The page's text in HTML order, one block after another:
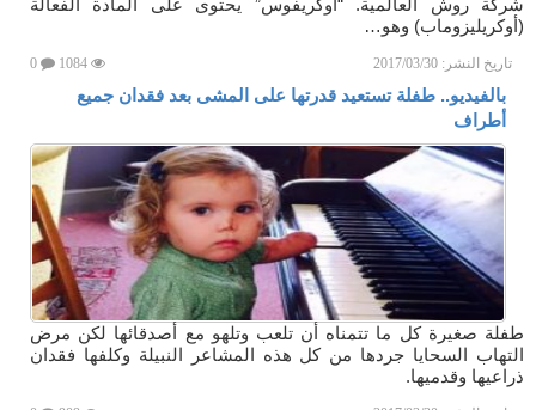
شركة روش العالمية. “أوكريفوس” يحتوى على المادة الفعالة
(أوكريليزوماب) وهو…
تاريخ النشر: 2017/03/30
بالفيديو.. طفلة تستعيد قدرتها على المشى بعد فقدان جميع
أطراف
طفلة صغيرة كل ما تتمناه أن تلعب وتلهو مع أصدقائها لكن مرض
التهاب السحايا جردها من كل هذه المشاعر النبيلة وكلفها فقدان
ذراعيها وقدميها.